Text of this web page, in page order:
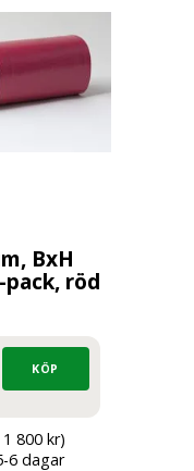
BxH
pack, röd
800 kr)
6 dagar